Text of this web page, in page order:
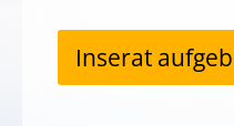
Inserat